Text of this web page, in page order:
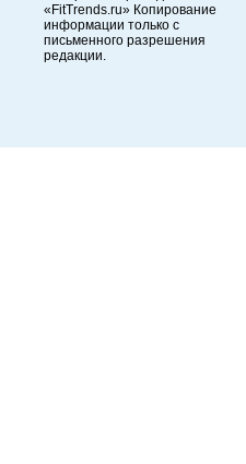
«FitTrends.ru» Копирование
информации только с
письменного разрешения
редакции.